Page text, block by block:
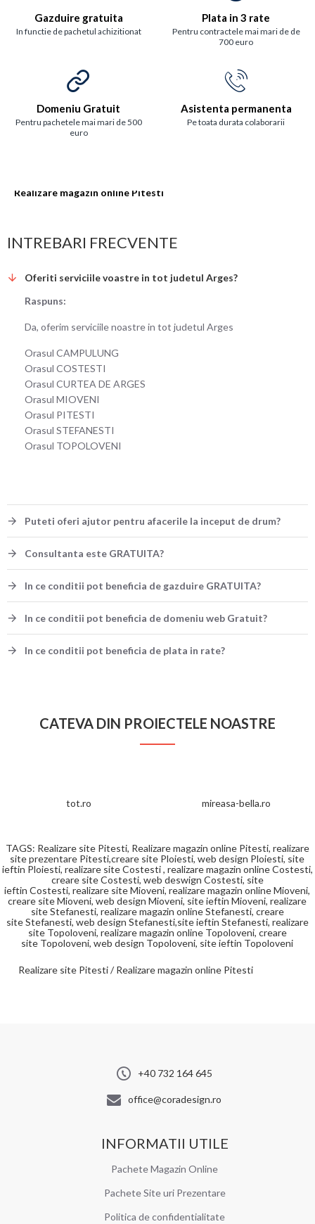
Gazduire gratuita
In functie de pachetul achizitionat
Plata in 3 rate
Pentru contractele mai mari de de
700 euro
Domeniu Gratuit
Pentru pachetele mai mari de 500
euro
Asistenta permanenta
Pe toata durata colaborarii
Realizare magazin online Pitesti
INTREBARI FRECVENTE
Oferiti serviciile voastre in tot judetul Arges?
Raspuns:
Da, oferim serviciile noastre in tot judetul Arges
Orasul CAMPULUNG
Orasul COSTESTI
Orasul CURTEA DE ARGES
Orasul MIOVENI
Orasul PITESTI
Orasul STEFANESTI
Orasul TOPOLOVENI
Puteti oferi ajutor pentru afacerile la inceput de drum?
Consultanta este GRATUITA?
In ce conditii pot beneficia de gazduire GRATUITA?
In ce conditii pot beneficia de domeniu web Gratuit?
In ce conditii pot beneficia de plata in rate?
CATEVA DIN PROIECTELE NOASTRE
tot.ro mireasa-bella.ro
TAGS: Realizare site Pitesti, Realizare magazin online Pitesti, realizare
site prezentare Pitesti,creare site Ploiesti, web design Ploiesti, site
ieftin Ploiesti, realizare site Costesti , realizare magazin online Costesti,
creare siteCostesti, web deswign Costesti, site
ieftinCostesti, realizare site Mioveni, realizare magazin online Mioveni,
creare siteMioveni, web designMioveni, site ieftinMioveni, realizare
site Stefanesti, realizare magazin online Stefanesti, creare
siteStefanesti, web design Stefanesti,site ieftin Stefanesti, realizare
site Topoloveni, realizare magazin online Topoloveni, creare
site Topoloveni, web design Topoloveni, site ieftin Topoloveni
Realizare site Pitesti / Realizare magazin online Pitesti
+40 732 164 645
office@coradesign.ro
INFORMATII UTILE
Pachete Magazin Online
Pachete Site uri Prezentare
Politica de confidentialitate